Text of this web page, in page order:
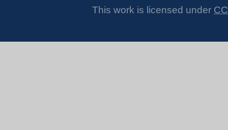
This work is licensed under